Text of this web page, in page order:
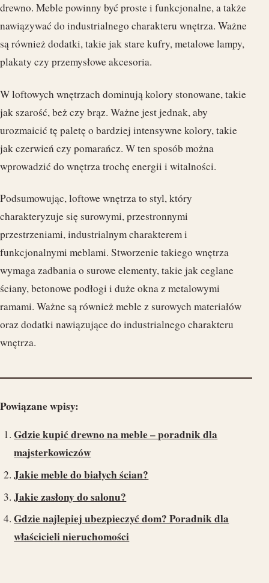
drewno. Meble powinny być proste i funkcjonalne, a także
nawiązywać do industrialnego charakteru wnętrza. Ważne
są również dodatki, takie jak stare kufry, metalowe lampy,
plakaty czy przemysłowe akcesoria.
W loftowych wnętrzach dominują kolory stonowane, takie
jak szarość, beż czy brąz. Ważne jest jednak, aby
urozmaicić tę paletę o bardziej intensywne kolory, takie
jak czerwień czy pomarańcz. W ten sposób można
wprowadzić do wnętrza trochę energii i witalności.
Podsumowując, loftowe wnętrza to styl, który
charakteryzuje się surowymi, przestronnymi
przestrzeniami, industrialnym charakterem i
funkcjonalnymi meblami. Stworzenie takiego wnętrza
wymaga zadbania o surowe elementy, takie jak ceglane
ściany, betonowe podłogi i duże okna z metalowymi
ramami. Ważne są również meble z surowych materiałów
oraz dodatki nawiązujące do industrialnego charakteru
wnętrza.
Powiązane wpisy:
Gdzie kupić drewno na meble – poradnik dla
majsterkowiczów
Jakie meble do białych ścian?
Jakie zasłony do salonu?
Gdzie najlepiej ubezpieczyć dom? Poradnik dla
właścicieli nieruchomości